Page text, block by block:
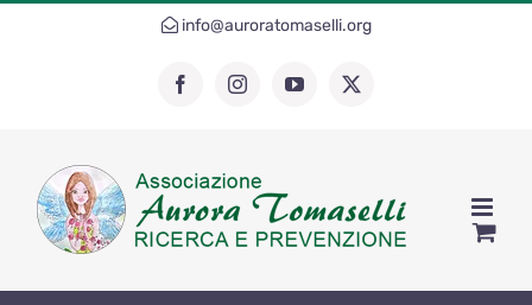
info@auroratomaselli.org
FacebookInstagramYouTube
X